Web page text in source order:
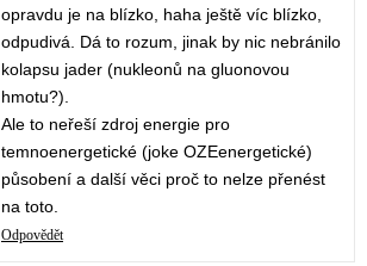
opravdu je na blízko, haha ještě víc blízko,
odpudivá. Dá to rozum, jinak by nic nebránilo
kolapsu jader (nukleonů na gluonovou
hmotu?).
Ale to neřeší zdroj energie pro
temnoenergetické (joke OZEenergetické)
působení a další věci proč to nelze přenést
na toto.
Odpovědět